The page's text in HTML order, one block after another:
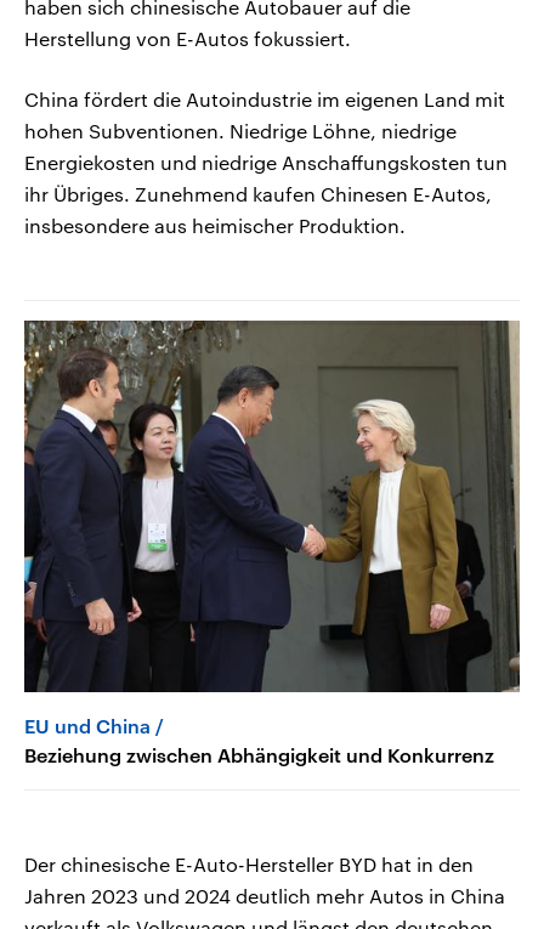
haben sich chinesische Autobauer auf die
Herstellung von E-Autos fokussiert.
China fördert die Autoindustrie im eigenen Land mit
hohen Subventionen. Niedrige Löhne, niedrige
Energiekosten und niedrige Anschaffungskosten tun
ihr Übriges. Zunehmend kaufen Chinesen E-Autos,
insbesondere aus heimischer Produktion.
EU und China
Beziehung zwischen Abhängigkeit und Konkurrenz
Der chinesische E-Auto-Hersteller BYD hat in den
Jahren 2023 und 2024 deutlich mehr Autos in China